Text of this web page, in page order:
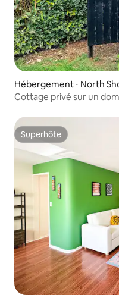
Hébergement ⋅ North
Cottage privé sur un
Superhôte
Superhôte